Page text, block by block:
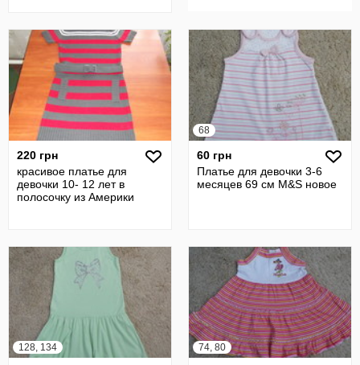
220 грн
красивое платье для
девочки 10- 12 лет в
полосочку из Америки
68
60 грн
Платье для девочки 3-6
месяцев 69 см M&S новое
128, 134 74, 80